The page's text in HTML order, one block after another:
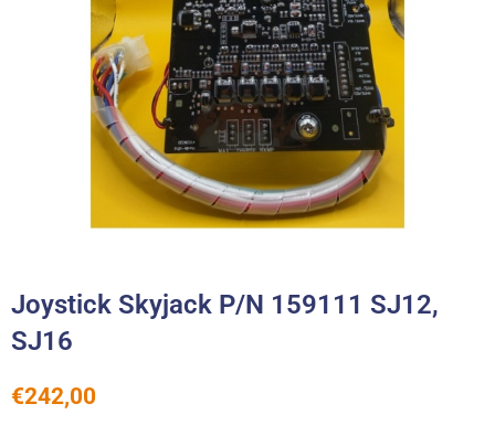
Joystick Skyjack P/N 159111 SJ12,
SJ16
€242,00